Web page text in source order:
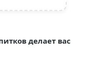
делает вас